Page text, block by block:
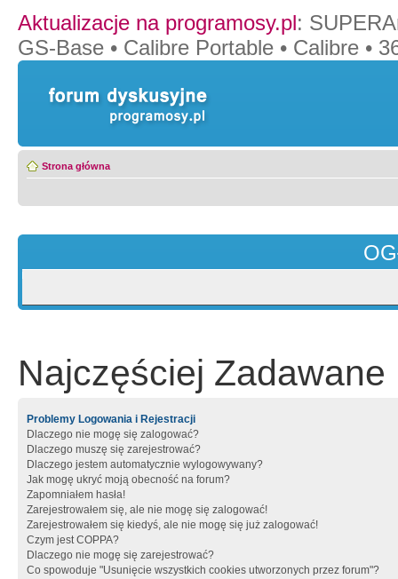
Aktualizacje na programosy.pl:
GS-Base • Calibre Portable • Calibre •
Strona główna
Najczęściej Zadawane
Problemy Logowania i Rejestracji
Dlaczego nie mogę się zalogować?
Dlaczego muszę się zarejestrować?
Dlaczego jestem automatycznie wylogowywany?
Jak mogę ukryć moją obecność na forum?
Zapomniałem hasła!
Zarejestrowałem się, ale nie mogę się zalogować!
Zarejestrowałem się kiedyś, ale nie mogę się już zalogować!
Czym jest COPPA?
Dlaczego nie mogę się zarejestrować?
Co spowoduje "Usunięcie wszystkich cookies utworzonych przez forum"?